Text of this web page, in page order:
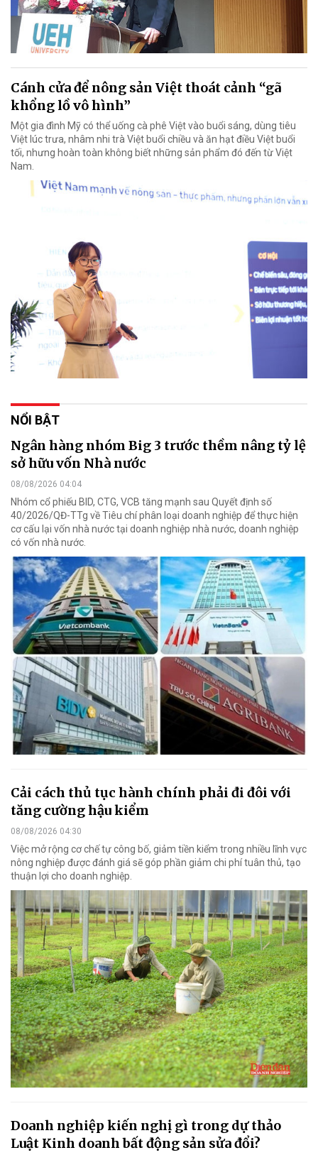
Cánh cửa để nông sản Việt thoát cảnh “gã
khổng lồ vô hình”
Một gia đình Mỹ có thể uống cà phê Việt vào buổi sáng, dùng tiêu
Việt lúc trưa, nhâm nhi trà Việt buổi chiều và ăn hạt điều Việt buổi
tối, nhưng hoàn toàn không biết những sản phẩm đó đến từ Việt
Nam.
NỔI BẬT
Ngân hàng nhóm Big 3 trước thềm nâng tỷ lệ
sở hữu vốn Nhà nước
08/08/2026 04:04
Nhóm cổ phiếu BID, CTG, VCB tăng mạnh sau Quyết định số
40/2026/QĐ-TTg về Tiêu chí phân loại doanh nghiệp để thực hiện
cơ cấu lại vốn nhà nước tại doanh nghiệp nhà nước, doanh nghiệp
có vốn nhà nước.
Cải cách thủ tục hành chính phải đi đôi với
tăng cường hậu kiểm
08/08/2026 04:30
Việc mở rộng cơ chế tự công bố, giảm tiền kiểm trong nhiều lĩnh vực
nông nghiệp được đánh giá sẽ góp phần giảm chi phí tuân thủ, tạo
thuận lợi cho doanh nghiệp.
Doanh nghiệp kiến nghị gì trong dự thảo
Luật Kinh doanh bất động sản sửa đổi?